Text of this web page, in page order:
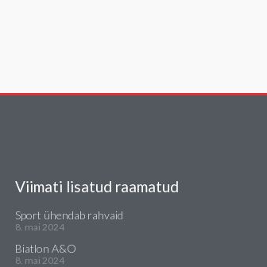
Viimati lisatud raamatud
Sport ühendab rahvaid
8. mai 2024
Biatlon A&O
8. mai 2024